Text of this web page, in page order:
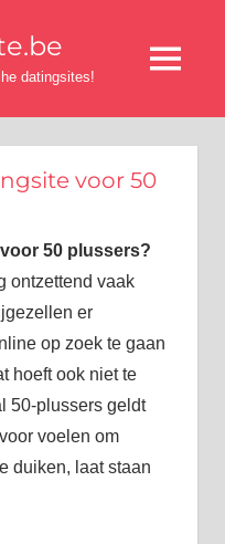
datingsites! Menu
voor 50
50 plussers?
ontzettend vaak
er
op zoek te gaan
hoeft ook niet te
50-plussers geldt
voelen om
duiken, laat staan